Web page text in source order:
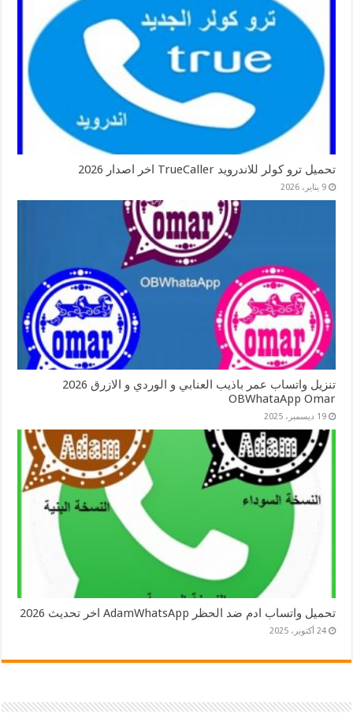
تحميل ترو كولر للاندرويد TrueCaller اخر اصدار 2026
9 يناير، 2026
تنزيل واتساب عمر باذيب العنابي و الوردي و الازرق 2026
OBWhataApp Omar
19 ديسمبر، 2025
تحميل واتساب ادم ضد الحظر AdamWhatsApp اخر تحديث 2026
24 أكتوبر، 2025